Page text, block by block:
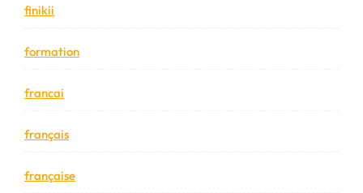
finikii
formation
francai
français
française